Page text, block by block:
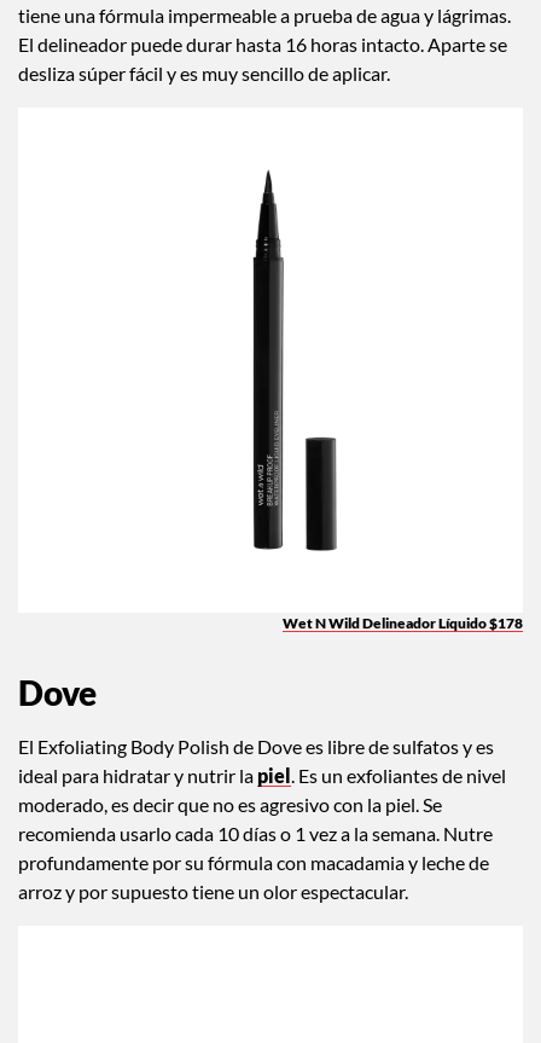
tiene una fórmula impermeable a prueba de agua y lágrimas.
El delineador puede durar hasta 16 horas intacto. Aparte se
desliza súper fácil y es muy sencillo de aplicar.
Wet N Wild Delineador Líquido $178
Dove
El Exfoliating Body Polish de Dove es libre de sulfatos y es
ideal para hidratar y nutrir la piel . Es un exfoliantes de nivel
moderado, es decir que no es agresivo con la piel. Se
recomienda usarlo cada 10 días o 1 vez a la semana. Nutre
profundamente por su fórmula con macadamia y leche de
arroz y por supuesto tiene un olor espectacular.